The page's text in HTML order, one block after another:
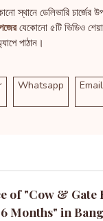
স্থানে ডেলিভারি চার্জের
যেকোনো ৫টি ভিডিও
পাঠান।
Whatsapp Email
of "Cow & Gate
Months" in